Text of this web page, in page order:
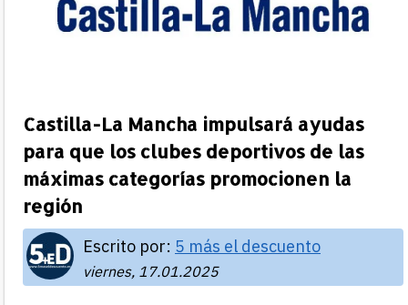
Castilla-La Mancha impulsará ayudas
para que los clubes deportivos de las
máximas categorías promocionen la
región
Escrito por: 5 más el descuento
viernes, 17.01.2025